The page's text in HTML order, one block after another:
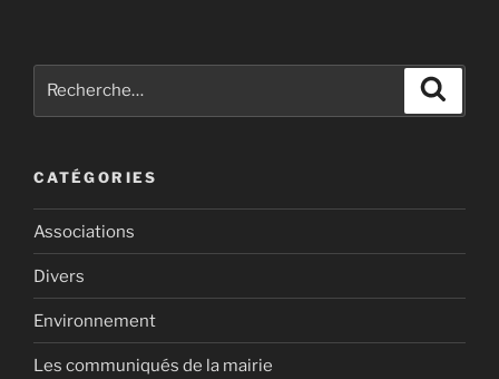
CATÉGORIES
Associations
Divers
Environnement
Les communiqués de la mairie